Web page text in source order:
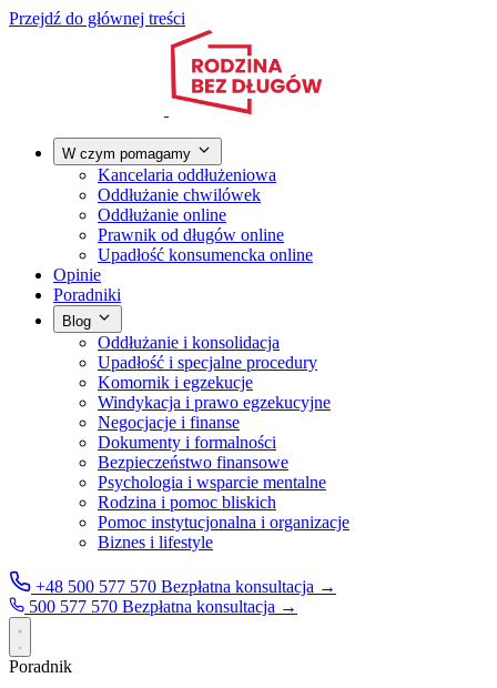
Przejdź do głównej treści
W czym pomagamy
Kancelaria oddłużeniowa
Oddłużanie chwilówek
Oddłużanie online
Prawnik od długów online
Upadłość konsumencka online
Opinie
Poradniki
Blog
Oddłużanie i konsolidacja
Upadłość i specjalne procedury
Komornik i egzekucje
Windykacja i prawo egzekucyjne
Negocjacje i finanse
Dokumenty i formalności
Bezpieczeństwo finansowe
Psychologia i wsparcie mentalne
Rodzina i pomoc bliskich
Pomoc instytucjonalna i organizacje
Biznes i lifestyle
+48 500 577 570 Bezpłatna konsultacja →
500 577 570 Bezpłatna konsultacja →
Poradnik